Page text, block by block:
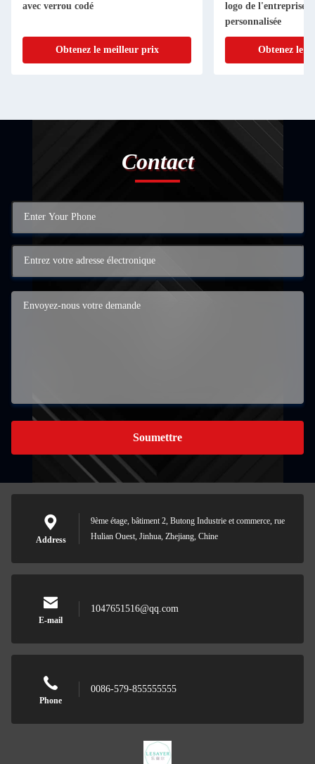
avec verrou codé
Obtenez le meilleur prix
logo de l'entreprise
personnalisée
Obtenez le
Contact
Soumettre
Address
9ème étage, bâtiment 2, Butong Industrie et commerce, rue
Hulian Ouest, Jinhua, Zhejiang, Chine
E-mail
1047651516@qq.com
Phone
0086-579-855555555